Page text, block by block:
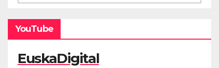
YouTube
EuskaDigital